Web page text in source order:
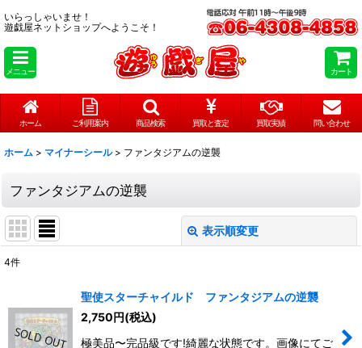
いらっしゃいませ！
遊戯屋ネットショップへようこそ！
メニュー カート
ホーム ご利用案内 商品検索 買取と査定 買取実績 問い合わせ
ホーム > マイナーシール > ファンタジアムの逆襲
ファンタジアムの逆襲
表示順変更
在庫あり
4件
聖使スターチャイルド ファンタジアムの逆襲
2,750円(税込)
極美品〜完品級です!綺麗な状態です。画像にてご